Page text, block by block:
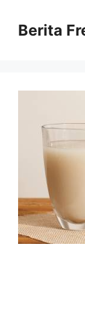
contentBerita